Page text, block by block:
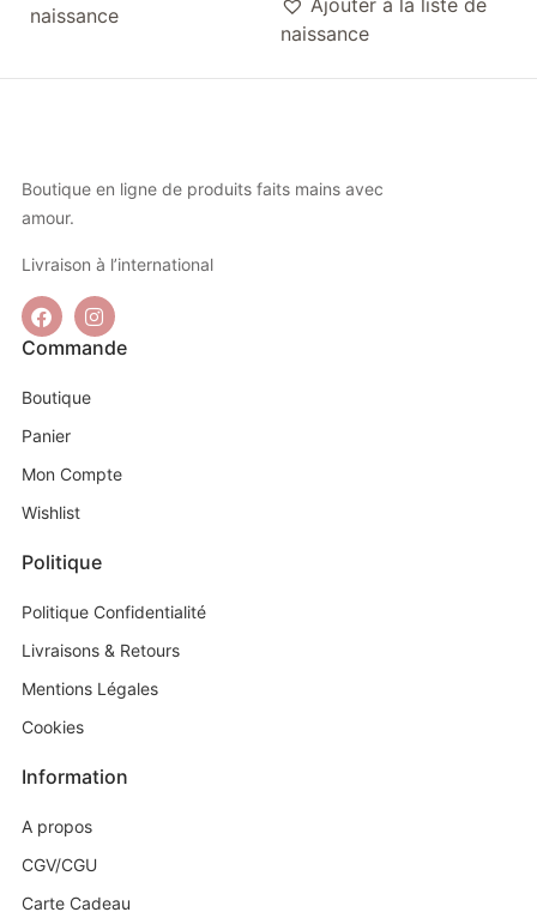
naissance
Ajouter à la liste de
naissance
Boutique en ligne de produits faits mains avec
amour.
Livraison à l’international
Commande
Boutique
Panier
Mon Compte
Wishlist
Politique
Politique Confidentialité
Livraisons & Retours
Mentions Légales
Cookies
Information
A propos
CGV/CGU
Carte Cadeau